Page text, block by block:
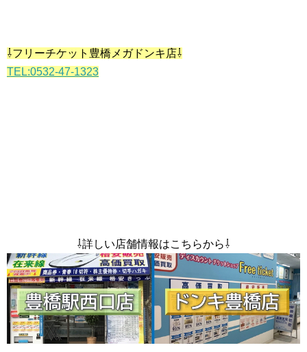
⇩フリーチケット豊橋メガドンキ店⇩
TEL:0532-47-1323
⇩詳しい店舗情報はこちらから⇩